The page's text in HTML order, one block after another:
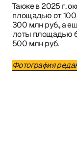
Также в 2025 г.
площадью от 100
300 млн руб., а
лоты площадью
500 млн руб.
Фотография